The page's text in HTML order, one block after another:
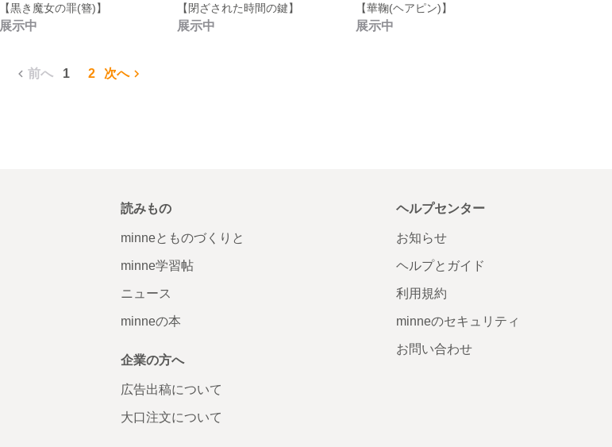
【黒き魔女の罪(簪)】
展示中
【閉ざされた時間の鍵】
展示中
【華鞠(ヘアピン)】
展示中
前へ 1 2 次へ
読みもの
minneとものづくりと
minne学習帖
ニュース
minneの本
企業の方へ
広告出稿について
大口注文について
ヘルプセンター
お知らせ
ヘルプとガイド
利用規約
minneのセキュリティ
お問い合わせ